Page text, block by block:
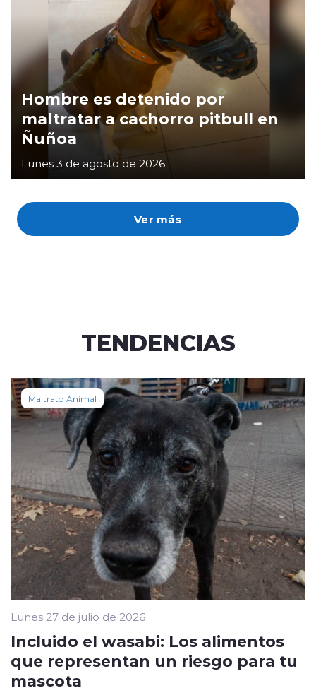
Ver más
Hombre es detenido por
maltratar a cachorro pitbull en
Ñuñoa
Lunes 3 de agosto de 2026
TENDENCIAS
Maltrato Animal
Lunes 27 de julio de 2026
Incluido el wasabi: Los alimentos
que representan un riesgo para tu
mascota